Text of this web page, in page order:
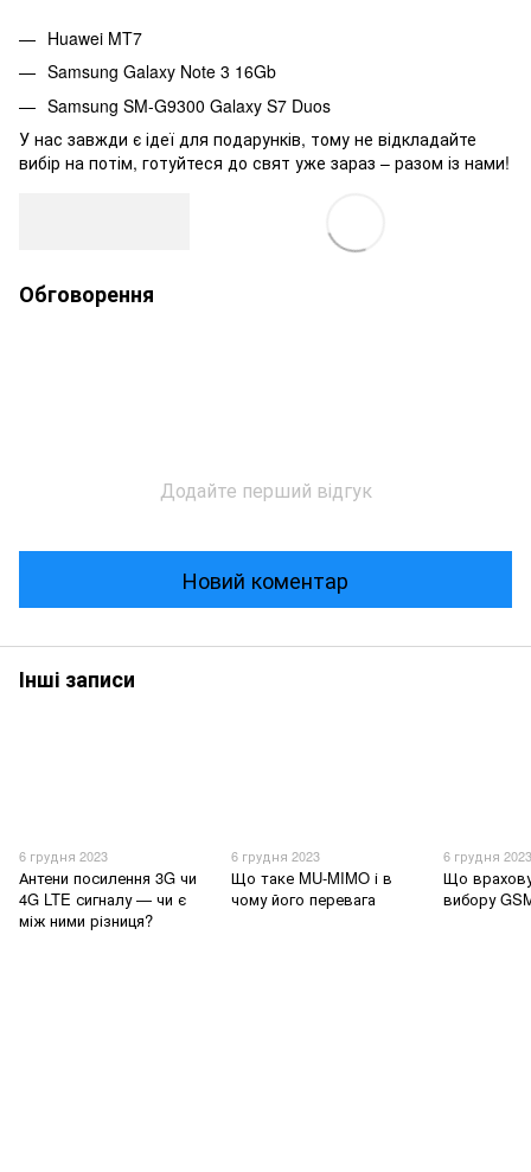
Huawei MT7
Samsung Galaxy Note 3 16Gb
Samsung SM-G9300 Galaxy S7 Duos
У нас завжди є ідеї для подарунків, тому не відкладайте
вибір на потім, готуйтеся до свят уже зараз – разом із нами!
Обговорення
Додайте перший відгук
Новий коментар
Інші записи
6 грудня 2023
Антени посилення 3G чи
4G LTE сигналу — чи є
між ними різниця?
6 грудня 2023
Що таке MU-MIMO і в
чому його перевага
6 грудня
Що
вибору